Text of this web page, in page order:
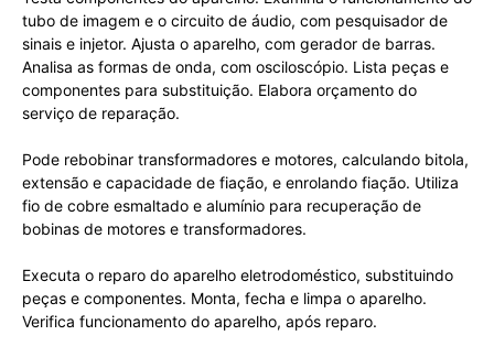
tubo de imagem e o circuito de áudio, com pesquisador de
sinais e injetor. Ajusta o aparelho, com gerador de barras.
Analisa as formas de onda, com osciloscópio. Lista peças e
componentes para substituição. Elabora orçamento do
serviço de reparação.
Pode rebobinar transformadores e motores, calculando bitola,
extensão e capacidade de fiação, e enrolando fiação. Utiliza
fio de cobre esmaltado e alumínio para recuperação de
bobinas de motores e transformadores.
Executa o reparo do aparelho eletrodoméstico, substituindo
peças e componentes. Monta, fecha e limpa o aparelho.
Verifica funcionamento do aparelho, após reparo.